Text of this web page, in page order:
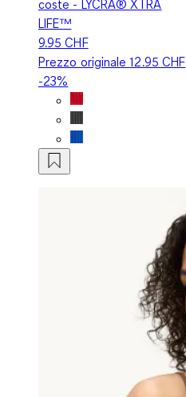
coste - LYCRA® XTRA
LIFE™
9.95 CHF
Prezzo originale12.95 CHF
-23%